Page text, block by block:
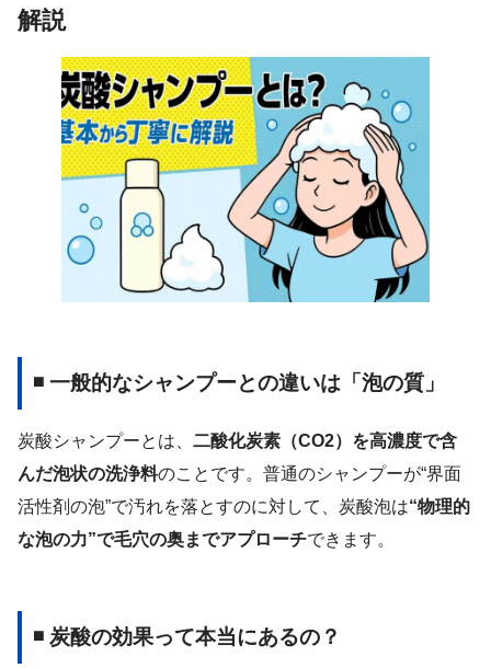
解説
◾ 一般的なシャンプーとの違いは「泡の質」
炭酸シャンプーとは、 二酸化炭素（CO2）を高濃度で含
んだ泡状の洗浄料のことです。普通のシャンプーが“界面
活性剤の泡”で汚れを落とすのに対して、炭酸泡は“物理的
な泡の力”で毛穴の奥までアプローチできます。
◾ 炭酸の効果って本当にあるの？